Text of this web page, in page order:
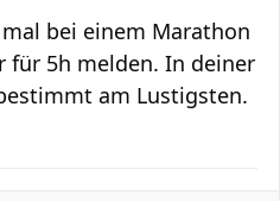
bei einem Marathon
für 5h melden. In deiner
am Lustigsten.